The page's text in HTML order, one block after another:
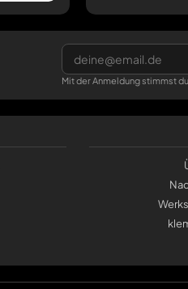
Mit der Anmeldung stimmst